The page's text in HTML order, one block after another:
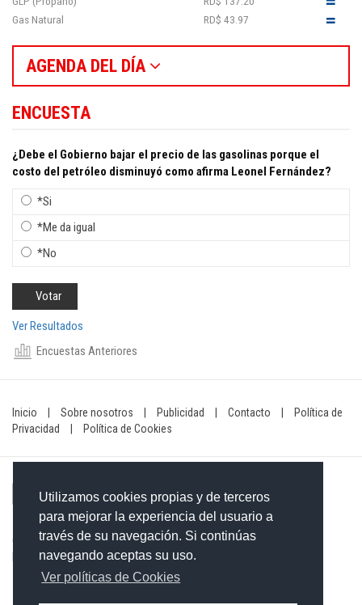
Utilizamos cookies propias y de terceros
para mejorar la experiencia del usuario a
través de su navegación. Si continúas
navegando aceptas su uso.
Ver políticas de Cookies
Gas Natural
RD$ 43.97
AGENDA DEL DÍA
ENCUESTA
¿Debe el Gobierno bajar el precio de las gasolinas porque el
costo del petróleo disminuyó como afirma Leonel Fernández?
*Si
*Me da igual
*No
Ver Resultados
Encuestas Anteriores
Inicio Sobre nosotros Publicidad Contacto
Política de
Privacidad
Política de Cookies
Contacto: 849-754-4472
Email:redaccionxtra@gmail.com/ redaccionextra@gmail.com